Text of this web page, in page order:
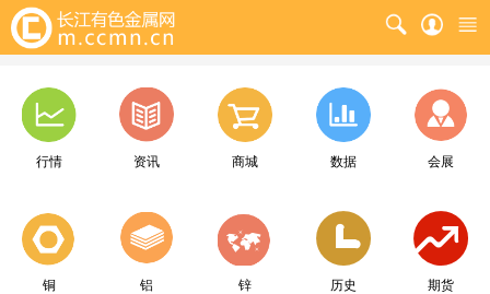
行情 资讯 商城 数据 会展
铜 铝 锌 历史 期货